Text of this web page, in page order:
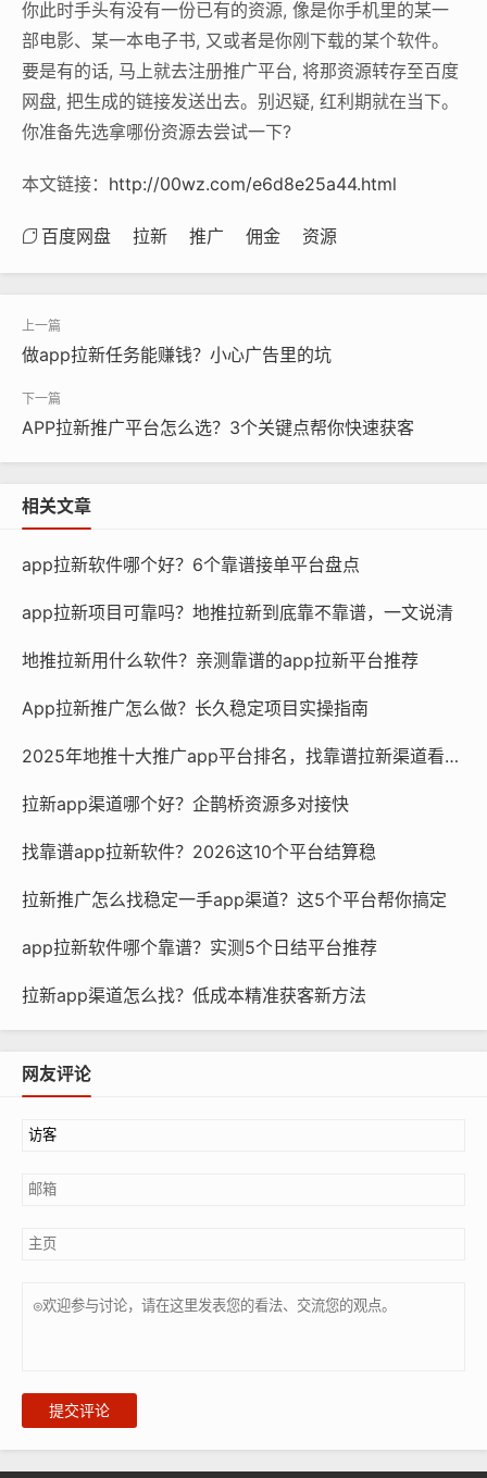
你此时手头有没有一份已有的资源, 像是你手机里的某一
部电影、某一本电子书, 又或者是你刚下载的某个软件。
要是有的话, 马上就去注册推广平台, 将那资源转存至百度
网盘, 把生成的链接发送出去。别迟疑, 红利期就在当下。
你准备先选拿哪份资源去尝试一下?
本文链接： http://00wz.com/e6d8e25a44.html
百度网盘 拉新 推广 佣金 资源
做app拉新任务能赚钱？小心广告里的坑
APP拉新推广平台怎么选？3个关键点帮你快速获客
相关文章
app拉新软件哪个好？6个靠谱接单平台盘点
app拉新项目可靠吗？地推拉新到底靠不靠谱，一文说清
地推拉新用什么软件？亲测靠谱的app拉新平台推荐
App拉新推广怎么做？长久稳定项目实操指南
2025年地推十大推广app平台排名，找靠谱拉新渠道看这篇
拉新app渠道哪个好？企鹊桥资源多对接快
找靠谱app拉新软件？2026这10个平台结算稳
拉新推广怎么找稳定一手app渠道？这5个平台帮你搞定
app拉新软件哪个靠谱？实测5个日结平台推荐
拉新app渠道怎么找？低成本精准获客新方法
网友评论
提交评论